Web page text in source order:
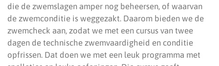
die de zwemslagen amper nog beheersen, of waarvan
de zwemconditie is weggezakt. Daarom bieden we de
zwemcheck aan, zodat we met een cursus van twee
dagen de technische zwemvaardigheid en conditie
opfrissen. Dat doen we met een leuk programma met